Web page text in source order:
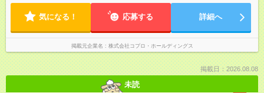
方を大切にしています。
気になる！ 応募する 詳細へ
掲載元企業名 株式会社コプロ・ホールディングス
掲載日：2026.08.08
未読